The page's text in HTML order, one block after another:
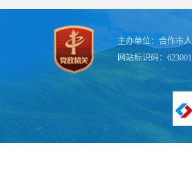
主办单位： 合作市
网站标识码：